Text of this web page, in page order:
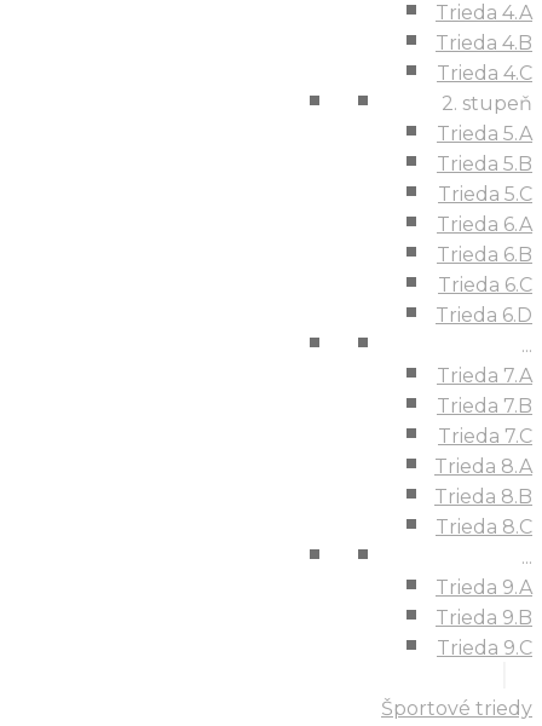
Trieda 4.A
Trieda 4.B
Trieda 4.C
2. stupeň
Trieda 5.A
Trieda 5.B
Trieda 5.C
Trieda 6.A
Trieda 6.B
Trieda 6.C
Trieda 6.D
...
Trieda 7.A
Trieda 7.B
Trieda 7.C
Trieda 8.A
Trieda 8.B
Trieda 8.C
...
Trieda 9.A
Trieda 9.B
Trieda 9.C
Športové triedy